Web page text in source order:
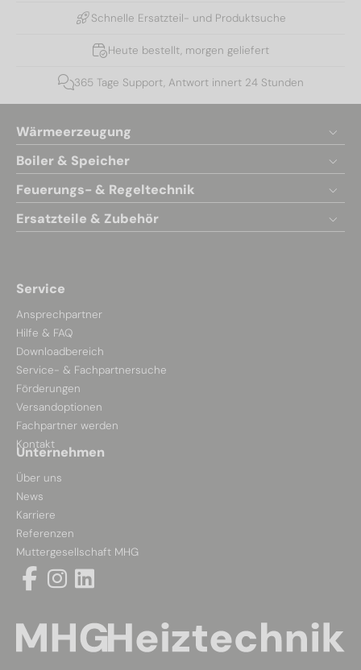
Schnelle Ersatzteil- und Produktsuche
Heute bestellt, morgen geliefert
365 Tage Support, Antwort innert 24 Stunden
Wärmeerzeugung
Boiler & Speicher
Feuerungs- & Regeltechnik
Ersatzteile & Zubehör
Service
Ansprechpartner
Hilfe & FAQ
Downloadbereich
Service- & Fachpartnersuche
Förderungen
Versandoptionen
Fachpartner werden
Kontakt
Unternehmen
Über uns
News
Karriere
Referenzen
Muttergesellschaft MHG